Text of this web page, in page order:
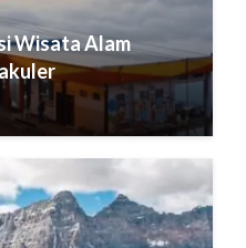
Wisata Alam